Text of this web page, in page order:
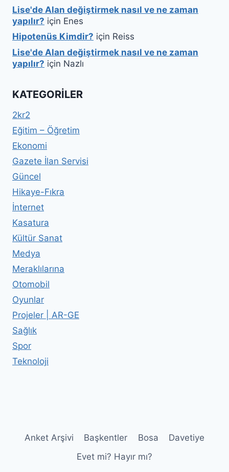
Lise'de Alan değiştirmek nasıl ve ne zaman
yapılır? için Enes
Hipotenüs Kimdir? için Reiss
Lise'de Alan değiştirmek nasıl ve ne zaman
yapılır? için Nazlı
KATEGORILER
2kr2
Eğitim – Öğretim
Ekonomi
Gazete İlan Servisi
Güncel
Hikaye-Fıkra
İnternet
Kasatura
Kültür Sanat
Medya
Meraklılarına
Otomobil
Oyunlar
Projeler | AR-GE
Sağlık
Spor
Teknoloji
Anket Arşivi Başkentler Bosa
Davetiye
Evet mi? Hayır mı?